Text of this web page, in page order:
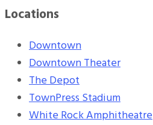
Locations
Downtown
Downtown Theater
The Depot
TownPress Stadium
White Rock Amphitheatre